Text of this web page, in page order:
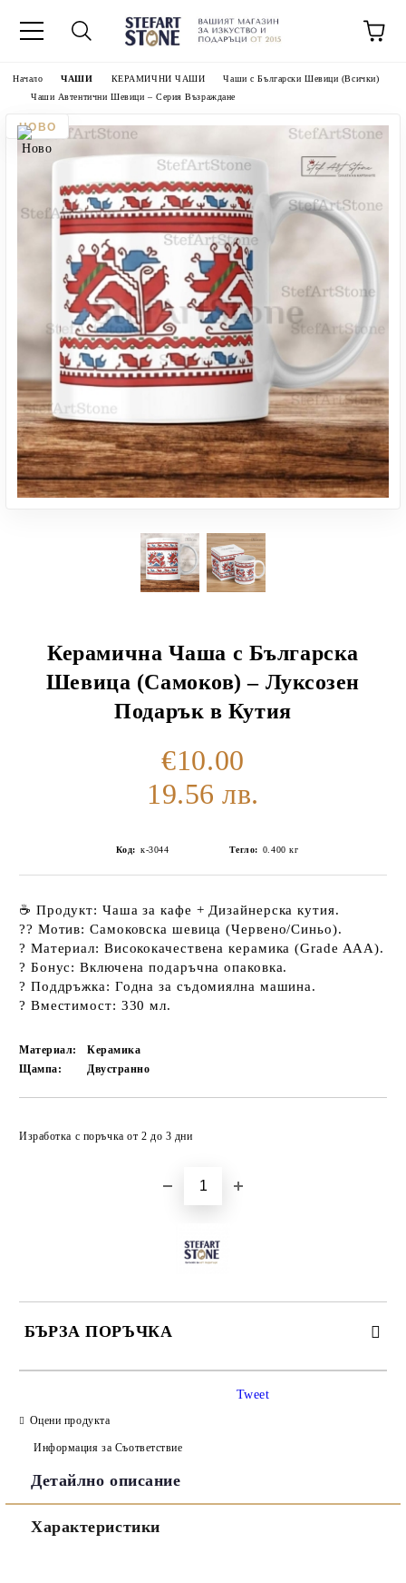
Начало ЧАШИ КЕРАМИЧНИ ЧАШИ
Чаши с Български Шевици (Всички)
Чаши Автентични Шевици – Серия Възраждане
Керамична Чаша с Българска
Шевица (Самоков) – Луксозен
Подарък в Кутия
€10.00
19.56 лв.
Код: к-3044 Тегло: 0.400 кг
☕ Продукт: Чаша за кафе + Дизайнерска кутия.
?? Мотив: Самоковска шевица (Червено/Синьо).
?️ Материал: Висококачествена керамика (Grade AAA).
? Бонус: Включена подаръчна опаковка.
? Поддръжка: Годна за съдомиялна машина.
? Вместимост: 330 мл.
Материал:
Керамика
Щампа:
Двустранно
Изработка с поръчка от 2 до 3 дни
БЪРЗА ПОРЪЧКА
Ние ще се свържем с вас в рамките на работния ден.
Tweet
Оцени продукта
Информация за Съответствие
Детайлно описание
Характеристики